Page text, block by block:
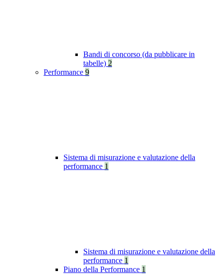
Bandi di concorso (da pubblicare in
tabelle) 2
Performance 9
Sistema di misurazione e valutazione della
performance 1
Sistema di misurazione e valutazione della
performance 1
Piano della Performance 1